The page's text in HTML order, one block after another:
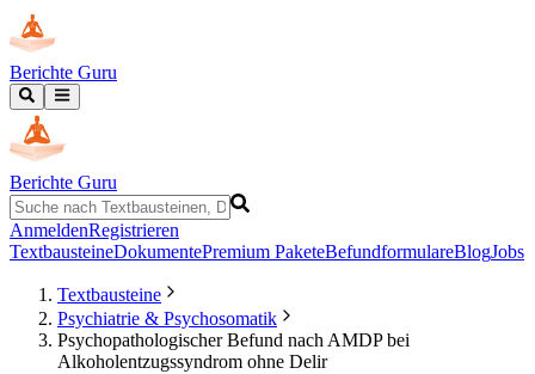
Berichte Guru
Berichte Guru
AnmeldenRegistrieren
TextbausteineDokumentePremium PaketeBefundformulareBlogJobs
Textbausteine
Psychiatrie & Psychosomatik
Psychopathologischer Befund nach AMDP bei
Alkoholentzugssyndrom ohne Delir